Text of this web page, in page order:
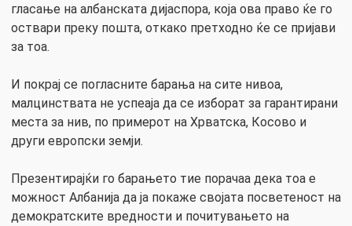
гласање на албанската дијаспора, која ова право ќе го
оствари преку пошта, откако претходно ќе се пријави
за тоа.
И покрај се погласните барања на сите нивоа,
малцинствата не успеаја да се изборат за гарантирани
места за нив, по примерот на Хрватска, Косово и
други европски земји.
Презентирајќи го барањето тие порачаа дека тоа е
можност Албанија да ја покаже својата посветеност на
демократските вредности и почитувањето на